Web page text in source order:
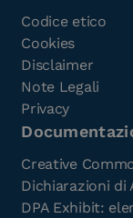
Codice etico
Cookies
Disclaimer
Note Legali
Privacy
Creative
Dichiarazioni di
DPA Exhibit: